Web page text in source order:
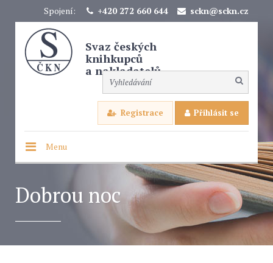
Spojení: +420 272 660 644 sckn@sckn.cz
Svaz českých
knihkupců
a nakladatelů
Registrace Přihlásit se
Menu
Dobrou noc